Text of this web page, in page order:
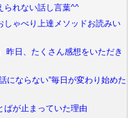
られない話し言葉^^
しゃべり上達メソッドお読みい
昨日、たくさん感想をいただき
にならない”毎日が変わり始めた
ばが止まっていた理由